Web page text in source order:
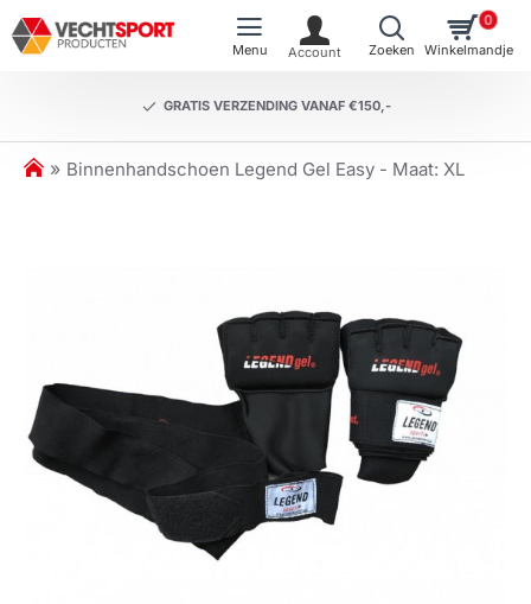
GRATIS VERZENDING VANAF €150,-
0
h
Binnenhandschoen Legend Gel Easy - Maat: XL